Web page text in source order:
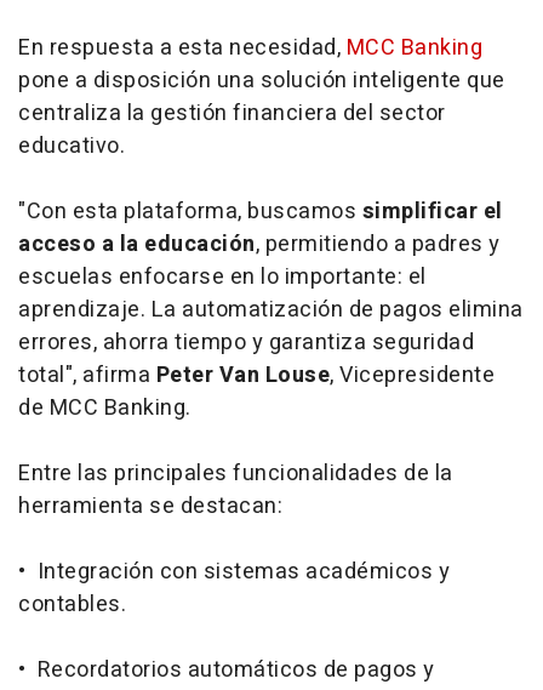
En respuesta a esta necesidad, MCC Banking
pone a disposición una solución inteligente que
centraliza la gestión financiera del sector
educativo.
"Con esta plataforma, buscamos simplificar el
acceso a la educación, permitiendo a padres y
escuelas enfocarse en lo importante: el
aprendizaje. La automatización de pagos elimina
errores, ahorra tiempo y garantiza seguridad
total", afirma Peter Van Louse, Vicepresidente
de MCC Banking.
Entre las principales funcionalidades de la
herramienta se destacan:
• Integración con sistemas académicos y
contables.
• Recordatorios automáticos de pagos y